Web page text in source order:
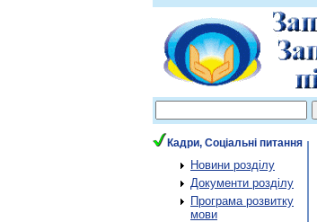
Кадри, Соціальні питання
Новини розділу
Документи розділу
Програма розвитку
мови